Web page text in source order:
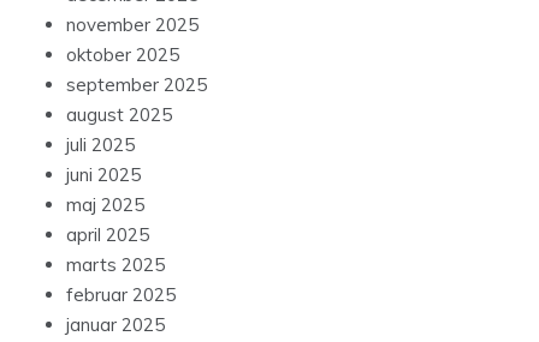
november 2025
oktober 2025
september 2025
august 2025
juli 2025
juni 2025
maj 2025
april 2025
marts 2025
februar 2025
januar 2025